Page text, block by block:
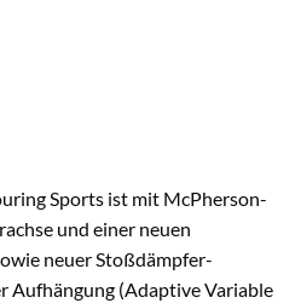
Sports ist mit McPherson-
und einer neuen
neuer Stoßdämpfer-
Aufhängung (Adaptive Variable